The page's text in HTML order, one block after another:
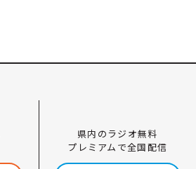
県内のラジオ無料
プレミアムで全国配信